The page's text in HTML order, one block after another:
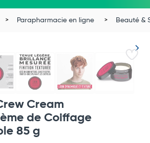
Parapharmacie en ligne Beauté &
Cream
de Coiffage
85 g